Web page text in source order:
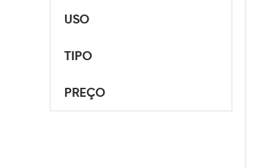
USO
TIPO
PREÇO